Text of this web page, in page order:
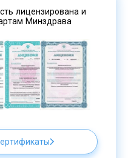
лицензирована и
Минздрава